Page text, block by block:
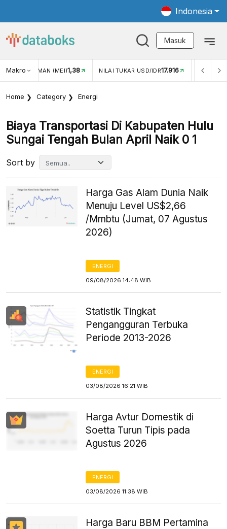
Indonesia
Masuk
MakroWISMAN (MEI)1,38 NILAI TUKAR USD/IDR17.916 INFLASI
Home Category Energi
Biaya Transportasi Di Kabupaten Hulu
Sungai Tengah Bulan April Naik 0 1
Sort by
Harga Gas Alam Dunia Naik
Menuju Level US$2,66
/Mmbtu (Jumat, 07 Agustus
2026)
ENERGI
09/08/2026 14:48 WIB
Statistik Tingkat
Pengangguran Terbuka
Periode 2013-2026
ENERGI
03/08/2026 16:21 WIB
Harga Avtur Domestik di
Soetta Turun Tipis pada
Agustus 2026
ENERGI
03/08/2026 11:38 WIB
Harga Baru BBM Pertamina